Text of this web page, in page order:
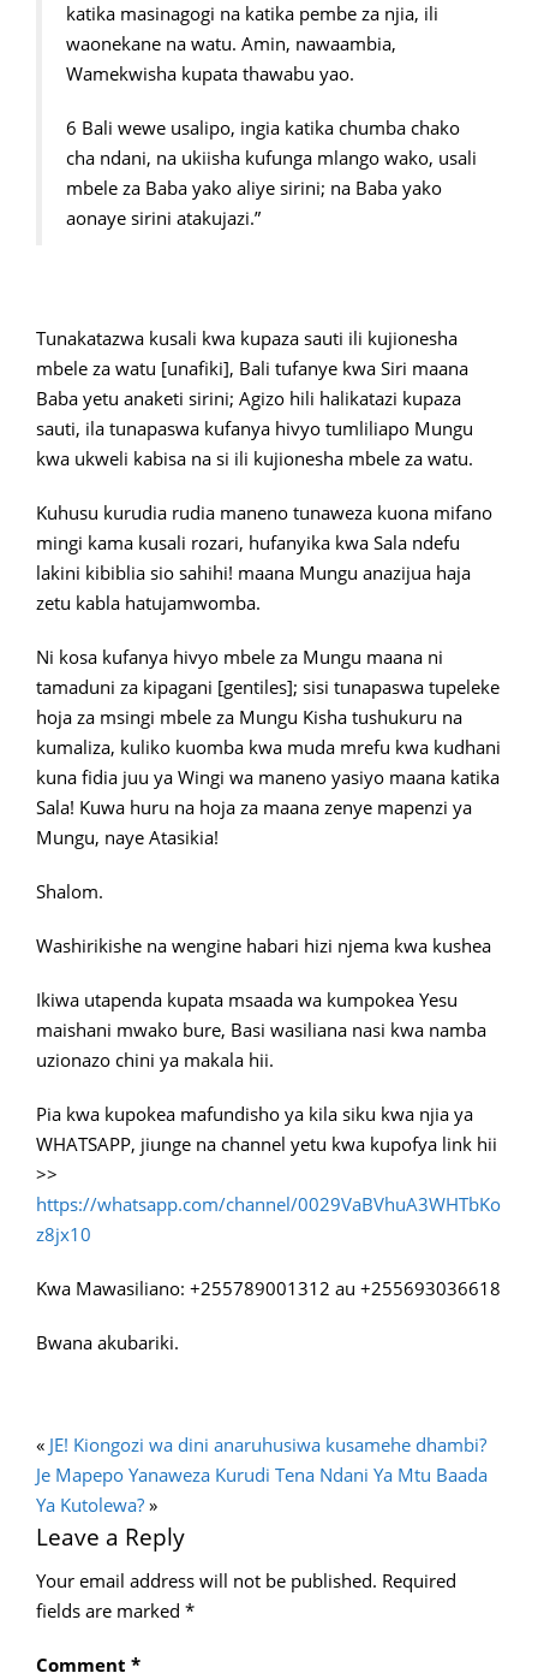
katika masinagogi na katika pembe za njia, ili
waonekane na watu. Amin, nawaambia,
Wamekwisha kupata thawabu yao.
6 Bali wewe usalipo, ingia katika chumba chako
cha ndani, na ukiisha kufunga mlango wako, usali
mbele za Baba yako aliye sirini; na Baba yako
aonaye sirini atakujazi.”
Tunakatazwa kusali kwa kupaza sauti ili kujionesha
mbele za watu [unafiki], Bali tufanye kwa Siri maana
Baba yetu anaketi sirini; Agizo hili halikatazi kupaza
sauti, ila tunapaswa kufanya hivyo tumliliapo Mungu
kwa ukweli kabisa na si ili kujionesha mbele za watu.
Kuhusu kurudia rudia maneno tunaweza kuona mifano
mingi kama kusali rozari, hufanyika kwa Sala ndefu
lakini kibiblia sio sahihi! maana Mungu anazijua haja
zetu kabla hatujamwomba.
Ni kosa kufanya hivyo mbele za Mungu maana ni
tamaduni za kipagani [gentiles]; sisi tunapaswa tupeleke
hoja za msingi mbele za Mungu Kisha tushukuru na
kumaliza, kuliko kuomba kwa muda mrefu kwa kudhani
kuna fidia juu ya Wingi wa maneno yasiyo maana katika
Sala! Kuwa huru na hoja za maana zenye mapenzi ya
Mungu, naye Atasikia!
Shalom.
Washirikishe na wengine habari hizi njema kwa kushea
Ikiwa utapenda kupata msaada wa kumpokea Yesu
maishani mwako bure, Basi wasiliana nasi kwa namba
uzionazo chini ya makala hii.
Pia kwa kupokea mafundisho ya kila siku kwa njia ya
WHATSAPP, jiunge na channel yetu kwa kupofya link hii
>>
https://whatsapp.com/channel/0029VaBVhuA3WHTbKo
z8jx10
Kwa Mawasiliano: +255789001312 au +255693036618
Bwana akubariki.
« JE! Kiongozi wa dini anaruhusiwa kusamehe dhambi?
Je Mapepo Yanaweza Kurudi Tena Ndani Ya Mtu Baada
Ya Kutolewa? »
Leave a Reply
Your email address will not be published. Required
fields are marked *
Comment *